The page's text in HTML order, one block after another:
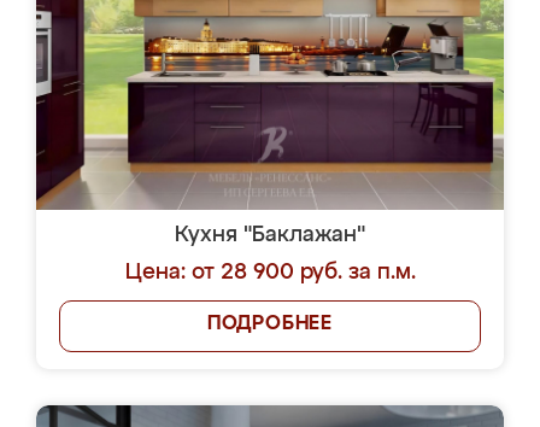
Кухня "Баклажан"
Цена: от 28 900 руб. за п.м.
ПОДРОБНЕЕ